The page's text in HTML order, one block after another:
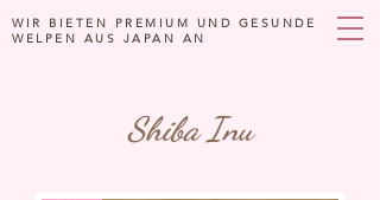
WIR BIETEN PREMIUM UND GESUNDE
WELPEN AUS JAPAN AN
Shiba Inu